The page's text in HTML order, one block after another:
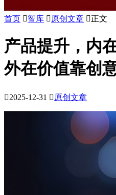
首页 智库  原创文章 正文
产品提升，内
外在价值靠创
2025-12-31  原创文章